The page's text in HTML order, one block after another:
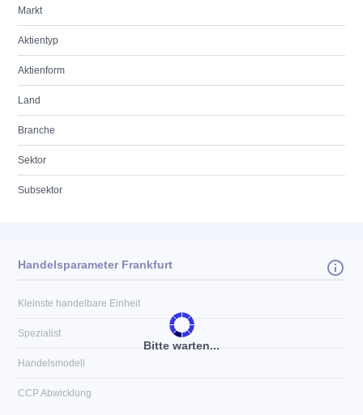
Markt
Aktientyp
Aktienform
Land
Branche
Sektor
Subsektor
Bitte warten...
Handelsparameter Frankfurt
Kleinste handelbare Einheit
Spezialist
Handelsmodell
CCP Abwicklung